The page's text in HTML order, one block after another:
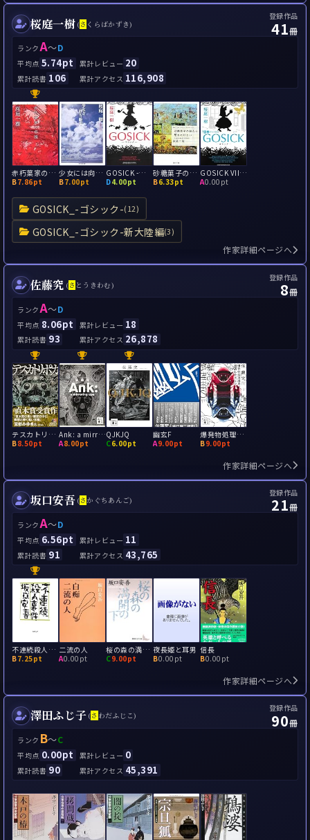
桜庭一樹 (さ くらばかずき)
登録作品
41冊
ランクA～D
平均点 5.74pt 累計レビュー 20
累計読書 106 累計アクセス 116,908
GOSICK_-ゴシック-(12)
GOSICK_-ゴシック-新大陸編(3)
赤朽葉家の伝説
B7.86pt
少女には向かない職業
B7.00pt
GOSICK -ゴシック-
D4.00pt
砂糖菓子の弾丸は撃ちぬけない
B6.33pt
GOSICK VIII‐ゴシック・神々の黄昏
A0.00pt
作家詳細ページへ
佐藤究 (さ とうきわむ)
登録作品
8冊
ランクA～D
平均点 8.06pt 累計レビュー 18
累計読書 93 累計アクセス 26,878
テスカトリポカ
B8.50pt
Ank: a mirroring ape
A8.00pt
QJKJQ
C6.00pt
幽玄F
A9.00pt
爆発物処理班の遭遇したスピン
B9.00pt
作家詳細ページへ
坂口安吾 (さ かぐちあんご)
登録作品
21冊
ランクA～D
平均点 6.56pt 累計レビュー 11
累計読書 91 累計アクセス 43,765
不連続殺人事件
B7.25pt
二流の人
A0.00pt
桜の森の満開の下
C9.00pt
夜長姫と耳男
B0.00pt
信長
B0.00pt
作家詳細ページへ
澤田ふじ子 (さ わだふじこ)
登録作品
90冊
ランク B～C
平均点 0.00pt 累計レビュー 0
累計読書 90 累計アクセス 45,391